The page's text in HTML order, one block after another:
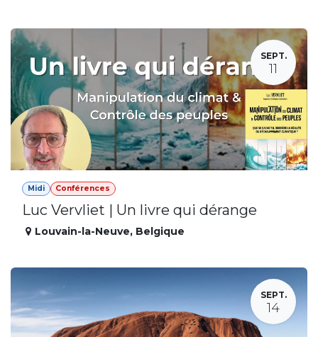
SEPT.
11
Midi Conférences
Luc Vervliet | Un livre qui dérange
Louvain-la-Neuve, Belgique
SEPT.
14